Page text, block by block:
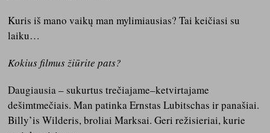
Kuris iš mano vaikų man mylimiausias? Tai keičiasi su
laiku…
Kokius filmus žiūrite pats?
Daugiausia – sukurtus trečiajame–ketvirtajame
dešimtmečiais. Man patinka Ernstas Lubitschas ir panašiai.
Billy’is Wilderis, broliai Marksai. Geri režisieriai, kurie